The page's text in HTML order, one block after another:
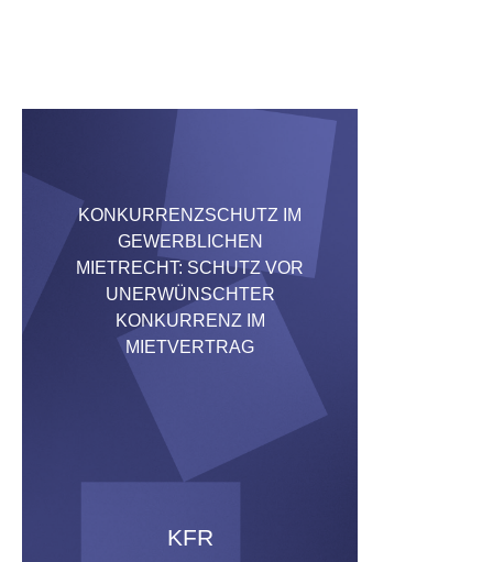
KONKURRENZSCHUTZ IM
GEWERBLICHEN
MIETRECHT: SCHUTZ VOR
UNERWÜNSCHTER
KONKURRENZ IM
MIETVERTRAG
KFR